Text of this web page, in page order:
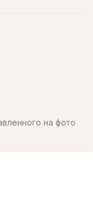
на фото